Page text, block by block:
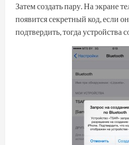
Затем создать пару. На экране
появится секретный код, если
подтвердить, тогда устройства